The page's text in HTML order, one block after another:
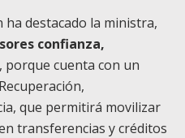
destacado la ministra,
confianza,
, porque cuenta con un
que permitirá movilizar
transferencias y créditos